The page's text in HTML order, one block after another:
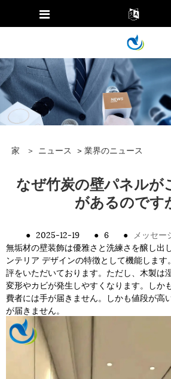
家 > ニュース > 業界のニュース
なぜ竹炭の壁パネルが
が​​あるのです
● 2025-12-19 ● 6 ●
メッセ
無垢材の壁装飾は優雅さと洗練さを醸し出
ンテリア デザインの特徴として機能しま
評をいただいております。ただし、木製は
変形やカビが発生しやすくなります。しか
費者には手が届きません。しかも値段が高
が届きません。